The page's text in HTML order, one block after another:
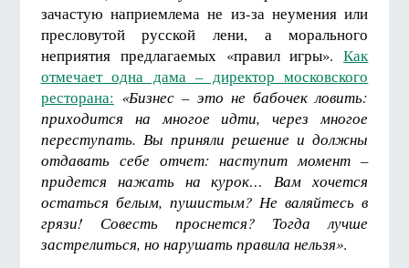
зачастую наприемлема не из-за неумения или
пресловутой русской лени, а морального
неприятия предлагаемых «правил игры».Как
отмечает одна дама – директор московского
ресторана: «Бизнес – это не бабочек ловить:
приходится на многое идти, через многое
переступать. Вы приняли решение и должны
отдавать себе отчет: наступит момент –
придется нажать на курок… Вам хочется
остаться белым, пушистым? Не валяйтесь в
грязи! Совесть проснется? Тогда лучше
застрелиться, но нарушать правила нельзя».